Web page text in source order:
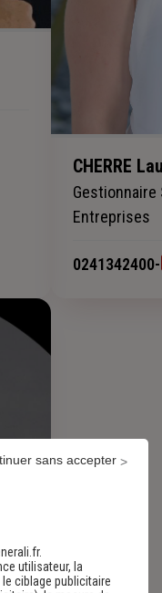
CHERRE
Entreprises
0241342400-
utilisateur, la
le ciblage publicitaire
sans accepter